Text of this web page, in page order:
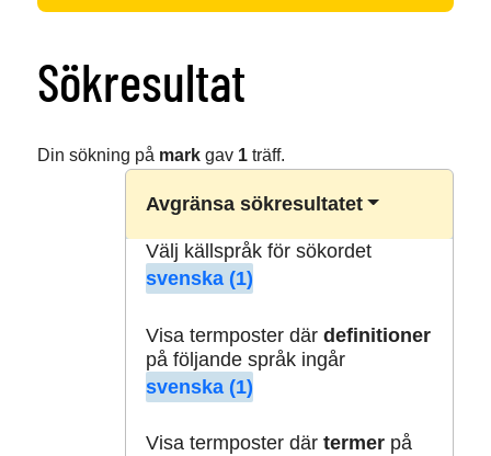
Sökresultat
Din sökning på markgav 1träff.
Avgränsa sökresultatet
Välj källspråk för sökordet
svenska (1)
Visa termposter där definitioner
på följande språk ingår
svenska (1)
Visa termposter där termerpå